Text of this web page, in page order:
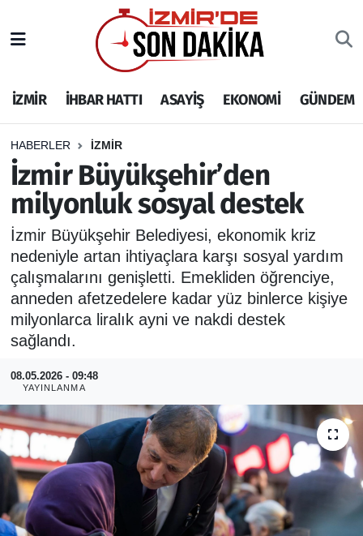
İZMİR İHBAR HATTI ASAYİŞ EKONOMİ GÜNDEM
HABERLER İZMİR
İzmir Büyükşehir’den
milyonluk sosyal destek
İzmir Büyükşehir Belediyesi, ekonomik kriz
nedeniyle artan ihtiyaçlara karşı sosyal yardım
çalışmalarını genişletti. Emekliden öğrenciye,
anneden afetzedelere kadar yüz binlerce kişiye
milyonlarca liralık ayni ve nakdi destek
sağlandı.
08.05.2026 - 09:48
YAYINLANMA
İHBAR HATTI
DEPREM
GENEL
EKONOMİ
SİYASET
SPOR
ASAYİŞ
RESMİ REKLAM
İzmir Nöbetçi Eczaneler
İzmir Hava Durumu
İzmir Namaz Vakitleri
İzmir Trafik Yoğunluk Haritası
Puan Durumu ve Fikstür
Tüm Manşetler
Son Dakika Haberleri
Haber Arşivi